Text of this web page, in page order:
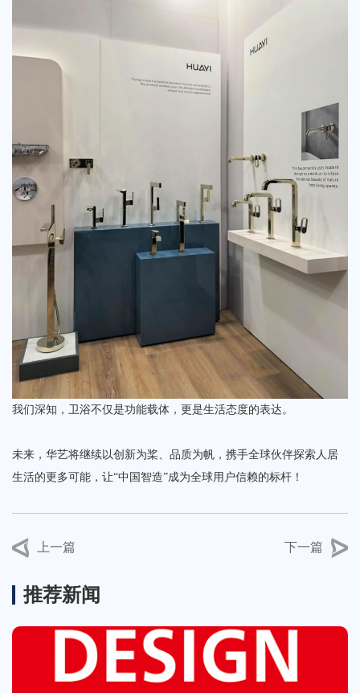
我们深知，卫浴不仅是功能载体，更是生活态度的表达。
未来，华艺将继续以创新为桨、品质为帆，携手全球伙伴探索人居
生活的更多可能，让“中国智造”成为全球用户信赖的标杆！
上一篇 下一篇
推荐新闻